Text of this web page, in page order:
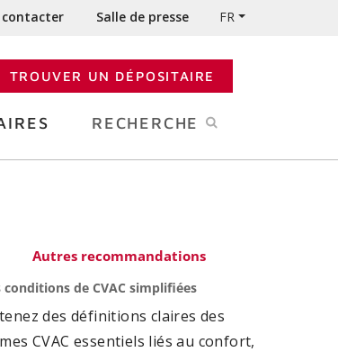
contacter Salle de presse FR
TROUVER UN DÉPOSITAIRE
RECHERCHE
Autres recommandations
conditions de CVAC simplifiées
des définitions claires des
CVAC essentiels liés au confort,